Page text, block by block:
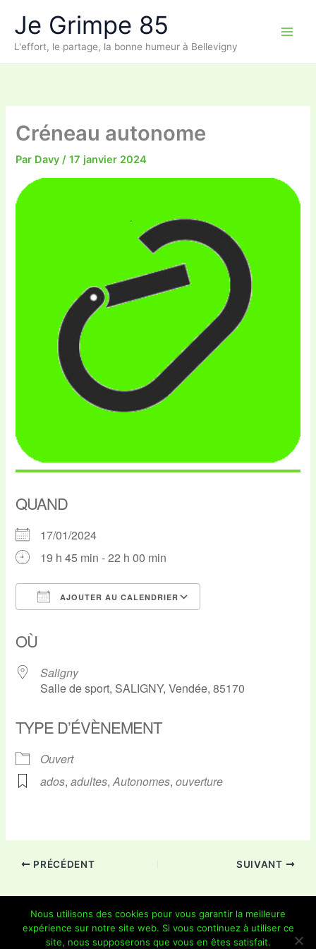
contenu
Je Grimpe 85
L'effort, le partage, la bonne humeur à Bellevigny
Créneau autonome
Par Davy/17 janvier 2024
QUAND
17/01/2024
19 h 45 min - 22 h 00 min
AJOUTER AU CALENDRIER
OÙ
Saligny
Salle de sport, SALIGNY, Vendée, 85170
TYPE D’ÉVÈNEMENT
Ouvert
ados,adultes,Autonomes,ouverture
PRÉCÉDENT SUIVANT
Copyright © 2026 Je Grimpe 85 | Propulsé parThème WordPress
Nous utilisons des cookies pour vous garantir la meilleure
expérience sur notre site web. Si vous continuez à utiliser ce
site, nous supposerons que vous en êtes satisfait.